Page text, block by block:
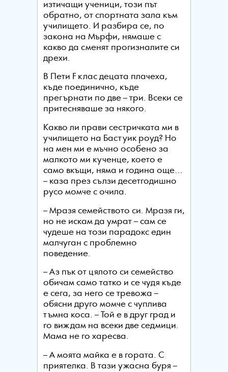
изтичащи ученици, този път
обратно, от спортната зала към
училището. И разбира се, по
закона на Мърфи, нямаше с
какво да сменят прогизналите си
дрехи.
В Пети F клас децата плачеха,
къде поединично, къде
прегърнати по две – три. Всеки се
притесняваше за някого.
Какво ли прави сестричката ми в
училището на Бастуик роуд? Но
на мен ми е мъчно особено за
малкото ми кученце, което е
само вкъщи, няма и година още…
– каза през сълзи десетгодишно
русо момче с очила.
– Мразя семейството си. Мразя ги,
но не искам да умрат – сам се
чудеше на този парадокс един
малчуган с проблемно
поведение.
– Аз пък от цялото си семейство
обичам само татко и се чудя къде
е сега, за него се тревожа –
обясни друго момче с чуплива
тъмна коса. – Той е в друг град и
го виждам на всеки две седмици.
Мама не го харесва.
– А моята майка е в гората. С
приятелка. В тази ужасна буря –